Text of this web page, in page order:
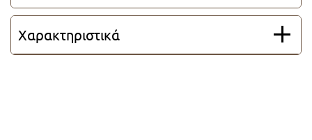
Χαρακτηριστικά